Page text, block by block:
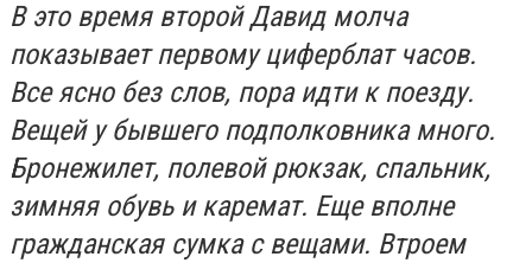
В это время второй Давид молча
показывает первому циферблат часов.
Все ясно без слов, пора идти к поезду.
Вещей у бывшего подполковника много.
Бронежилет, полевой рюкзак, спальник,
зимняя обувь и каремат. Еще вполне
гражданская сумка с вещами. Втроем